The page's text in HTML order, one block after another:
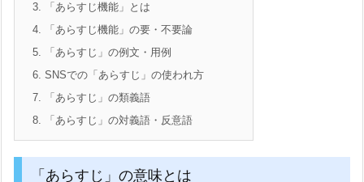
3. 「あらすじ機能」とは
4. 「あらすじ機能」の要・不要論
5. 「あらすじ」の例文・用例
6. SNSでの「あらすじ」の使われ方
7. 「あらすじ」の類義語
8. 「あらすじ」の対義語・反意語
「あらすじ」の意味とは